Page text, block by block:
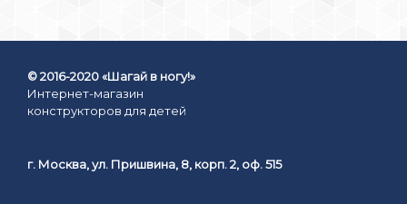
© 2016-2020 «Шагай в ногу!»
Интернет-магазин
конструкторов для детей
г. Москва, ул. Пришвина, 8, корп. 2, оф. 515